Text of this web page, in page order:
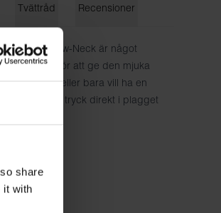
share
it with
Tvättråd Recensioner
början. Crew-Neck är något
i tyget för att ge den mjuka
en skjorta – eller bara vill ha en
och med tryck direkt i plagget
M.